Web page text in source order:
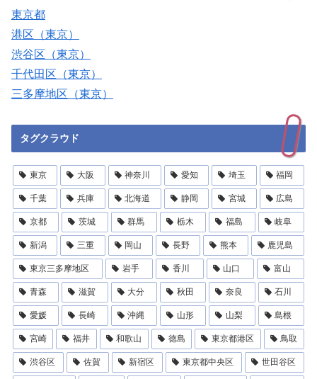
東京都
港区（東京）
渋谷区（東京）
千代田区（東京）
三多摩地区（東京）
タグクラウド
東京 大阪 神奈川 愛知 埼玉 福岡
千葉 兵庫 北海道 静岡 宮城 広島
京都 茨城 群馬 栃木 福島 岐阜
新潟 三重 岡山 長野 熊本 鹿児島
東京三多摩地区 岩手 香川 山口 富山
青森 滋賀 大分 秋田 奈良 石川
愛媛 長崎 沖縄 山形 山梨 島根
宮崎 福井 和歌山 徳島 東京都港区 鳥取
渋谷区 佐賀 新宿区 東京都中央区 世田谷区